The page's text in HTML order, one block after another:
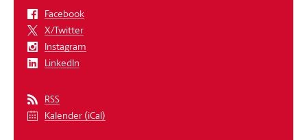
Facebook
X/Twitter
Instagram
LinkedIn
RSS
Kalender (iCal)